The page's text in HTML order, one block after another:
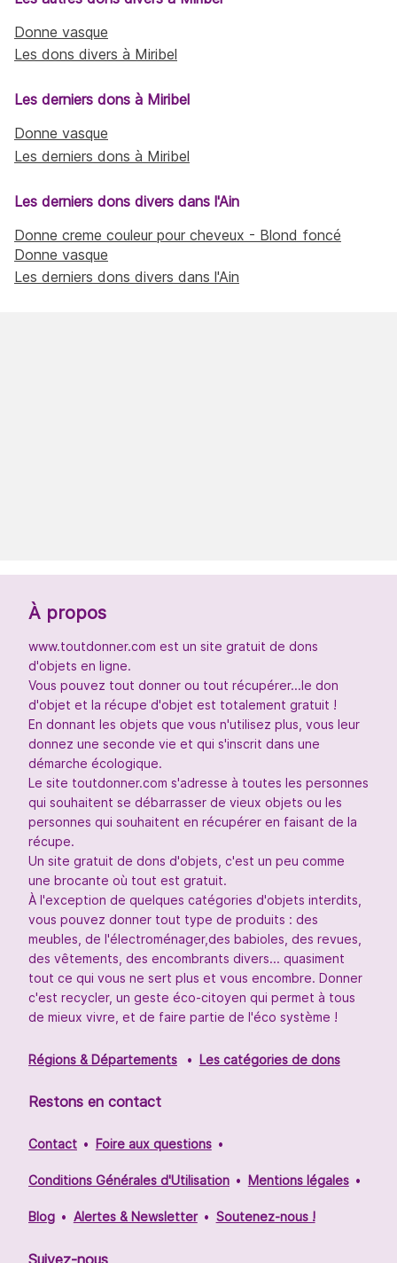
Donne vasque
Les dons divers à Miribel
Les derniers dons à Miribel
Donne vasque
Les derniers dons à Miribel
Les derniers dons divers dans l'Ain
Donne creme couleur pour cheveux - Blond foncé
Donne vasque
Les derniers dons divers dans l'Ain
À propos
www.toutdonner.com est un site gratuit de dons
d'objets en ligne.
Vous pouvez tout donner ou tout récupérer...le don
d'objet et la récupe d'objet est totalement gratuit !
En donnant les objets que vous n'utilisez plus, vous leur
donnez une seconde vie et qui s'inscrit dans une
démarche écologique.
Le site toutdonner.com s'adresse à toutes les personnes
qui souhaitent se débarrasser de vieux objets ou les
personnes qui souhaitent en récupérer en faisant de la
récupe.
Un site gratuit de dons d'objets, c'est un peu comme
une brocante où tout est gratuit.
À l'exception de quelques catégories d'objets interdits,
vous pouvez donner tout type de produits : des
meubles, de l'électroménager,des babioles, des revues,
des vêtements, des encombrants divers... quasiment
tout ce qui vous ne sert plus et vous encombre. Donner
c'est recycler, un geste éco-citoyen qui permet à tous
de mieux vivre, et de faire partie de l'éco système !
Régions & Départements Les catégories de dons
Restons en contact
Contact Foire aux questions
Conditions Générales d'Utilisation Mentions légales
Blog Alertes & Newsletter Soutenez-nous !
Suivez-nous